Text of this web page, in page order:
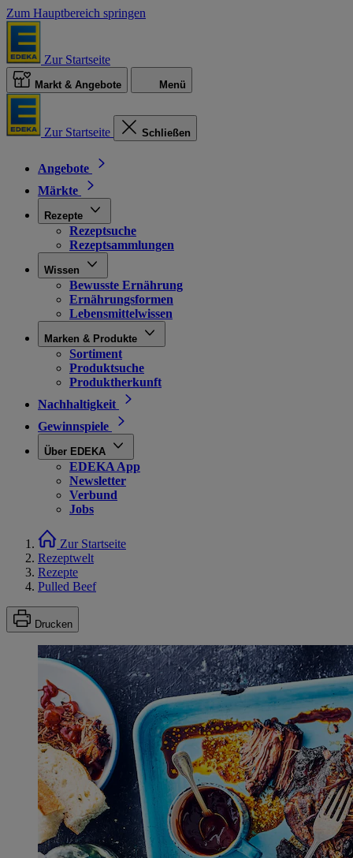
Zum Hauptbereich springen
Zur Startseite
Markt & Angebote Menü
Zur Startseite Schließen
Angebote
Märkte
Rezepte
Rezeptsuche
Rezeptsammlungen
Wissen
Bewusste Ernährung
Ernährungsformen
Lebensmittelwissen
Marken & Produkte
Sortiment
Produktsuche
Produktherkunft
Nachhaltigkeit
Gewinnspiele
Über EDEKA
EDEKA App
Newsletter
Verbund
Jobs
Zur Startseite
Rezeptwelt
Rezepte
Pulled Beef
Drucken